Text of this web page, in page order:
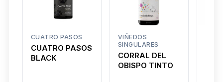
CUATRO PASOS
CUATRO PASOS
BLACK
VIÑEDOS
SINGULARES
CORRAL DEL
OBISPO TINTO